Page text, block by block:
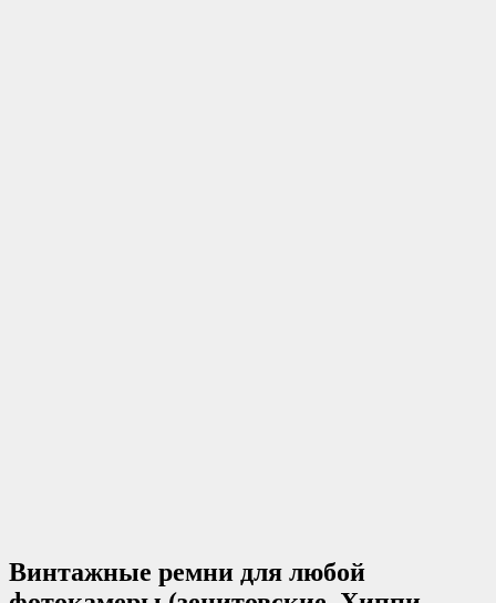
Винтажные ремни для любой